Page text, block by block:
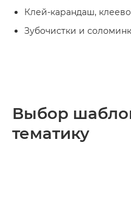
Клей-карандаш,
Зубочистки и
Выбор
тематику